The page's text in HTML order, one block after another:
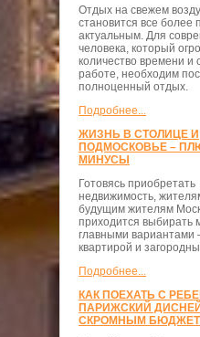
Отдых на свежем
становится все более
актуальным. Для
человека, который
количество времени и
работе, необходим
полноценный отдых.
Подробнее...
ЖИЗНЬ В СТОЛИЦЕ И
ПОДМОСКОВЬЕ –
МИНУСЫ
Готовясь приобретать
недвижимость,
будущим жителям
приходится выбирать
главными вариантами
квартирой и
Подробнее...
КАК ПОЕХАТЬ С
ПАРИЖСКИЙ
СКРОМНЫМ